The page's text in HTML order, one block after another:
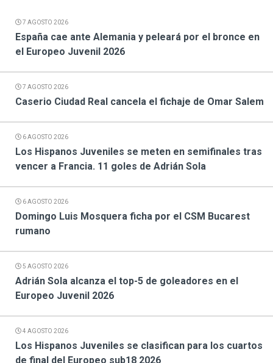
7 AGOSTO 2026
España cae ante Alemania y peleará por el bronce en
el Europeo Juvenil 2026
7 AGOSTO 2026
Caserio Ciudad Real cancela el fichaje de Omar Salem
6 AGOSTO 2026
Los Hispanos Juveniles se meten en semifinales tras
vencer a Francia. 11 goles de Adrián Sola
6 AGOSTO 2026
Domingo Luis Mosquera ficha por el CSM Bucarest
rumano
5 AGOSTO 2026
Adrián Sola alcanza el top-5 de goleadores en el
Europeo Juvenil 2026
4 AGOSTO 2026
Los Hispanos Juveniles se clasifican para los cuartos
de final del Europeo sub18 2026